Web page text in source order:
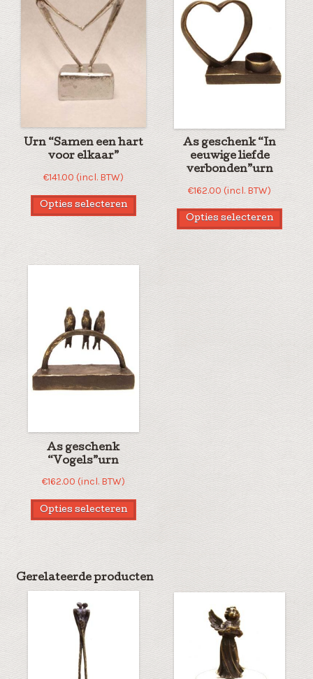
Urn “Samen een hart
voor elkaar”
€141.00 (incl. BTW)
Opties selecteren
As geschenk “In
eeuwige liefde
verbonden”urn
€162.00 (incl. BTW)
Opties selecteren
As geschenk
“Vogels”urn
€162.00 (incl. BTW)
Opties selecteren
Gerelateerde producten